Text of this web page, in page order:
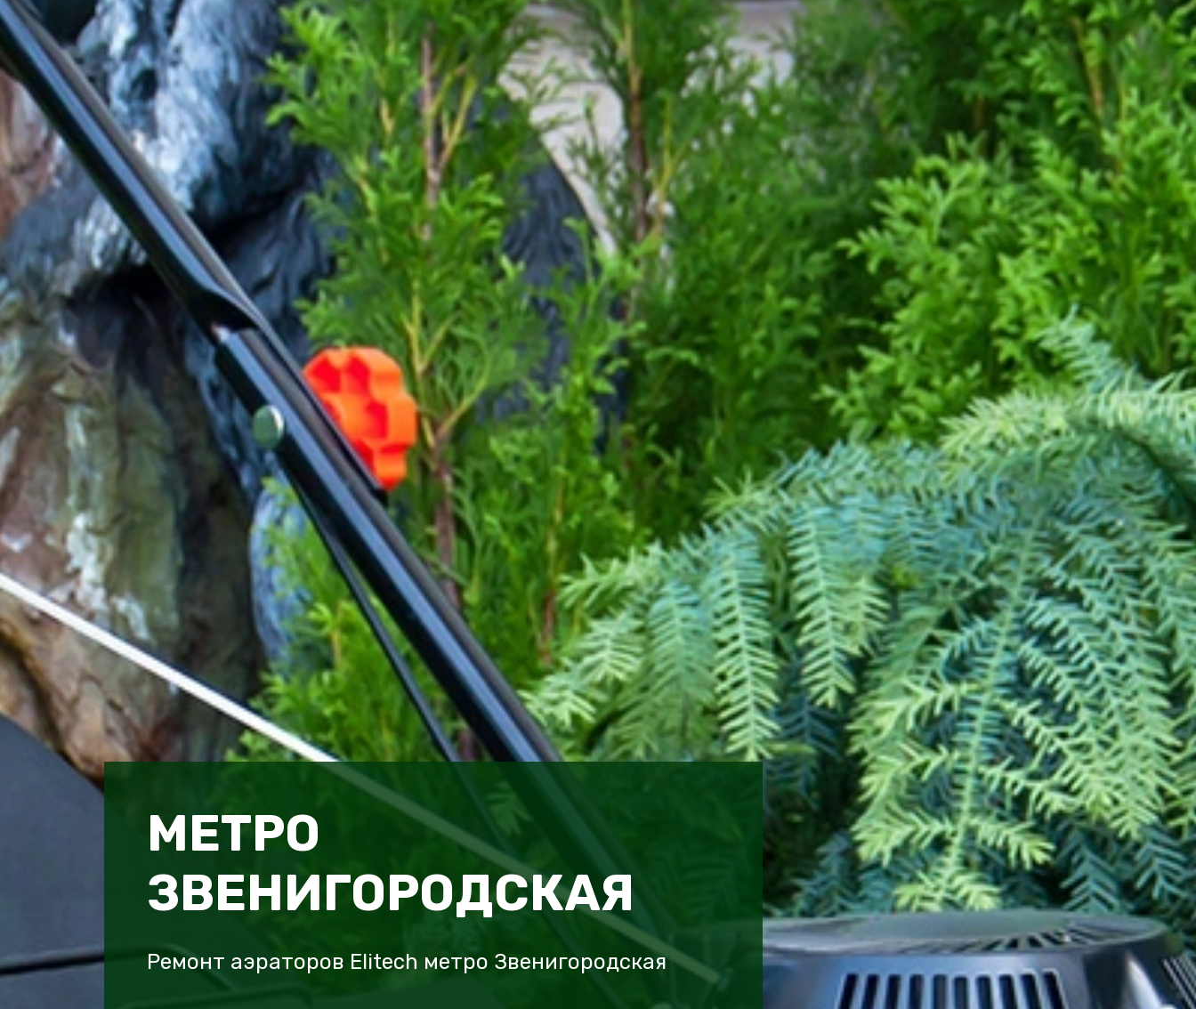
МЕТРО
ЗВЕНИГОРОДСКАЯ
Ремонт аэраторов Elitech метро Звенигородская